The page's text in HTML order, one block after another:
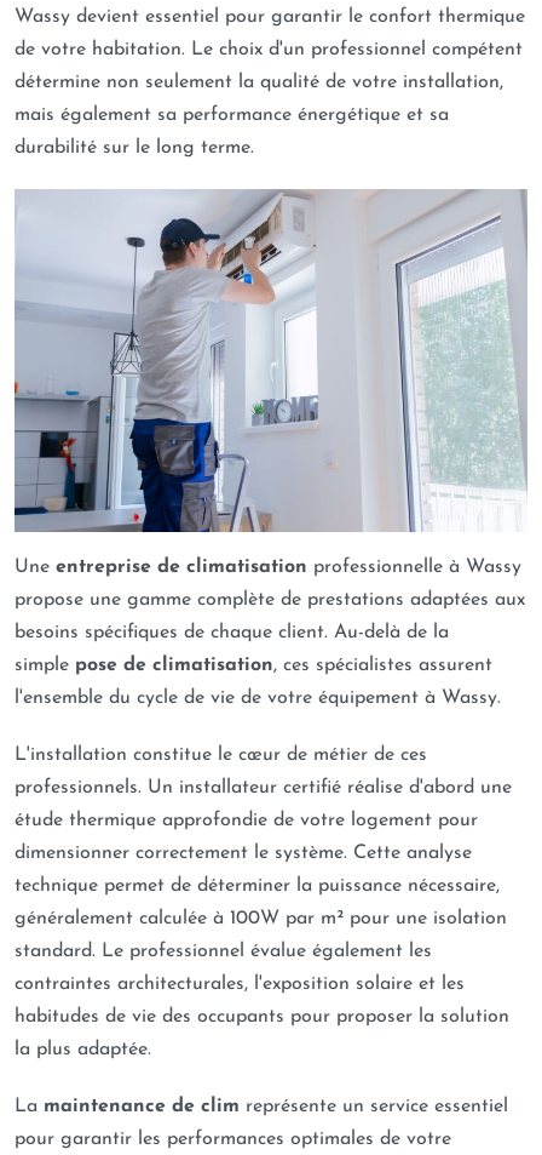
Wassy devient essentiel pour garantir le confort thermique
de votre habitation. Le choix d'un professionnel compétent
détermine non seulement la qualité de votre installation,
mais également sa performance énergétique et sa
durabilité sur le long terme.
Une entreprise de climatisation professionnelle à Wassy
propose une gamme complète de prestations adaptées aux
besoins spécifiques de chaque client. Au-delà de la
simple pose de climatisation, ces spécialistes assurent
l'ensemble du cycle de vie de votre équipement à Wassy.
L'installation constitue le cœur de métier de ces
professionnels. Un installateur certifié réalise d'abord une
étude thermique approfondie de votre logement pour
dimensionner correctement le système. Cette analyse
technique permet de déterminer la puissance nécessaire,
généralement calculée à 100W par m² pour une isolation
standard. Le professionnel évalue également les
contraintes architecturales, l'exposition solaire et les
habitudes de vie des occupants pour proposer la solution
la plus adaptée.
La maintenance de clim représente un service essentiel
pour garantir les performances optimales de votre